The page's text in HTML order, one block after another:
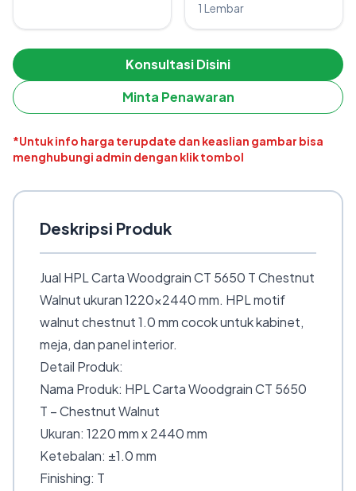
1 Lembar
Konsultasi Disini
Minta Penawaran
*Untuk info harga terupdate dan keaslian gambar bisa
menghubungi admin dengan klik tombol
Deskripsi Produk
Jual HPL Carta Woodgrain CT 5650 T Chestnut
Walnut ukuran 1220×2440 mm. HPL motif
walnut chestnut 1.0 mm cocok untuk kabinet,
meja, dan panel interior.
Detail Produk:
Nama Produk: HPL Carta Woodgrain CT 5650
T – Chestnut Walnut
Ukuran: 1220 mm x 2440 mm
Ketebalan: ±1.0 mm
Finishing: T